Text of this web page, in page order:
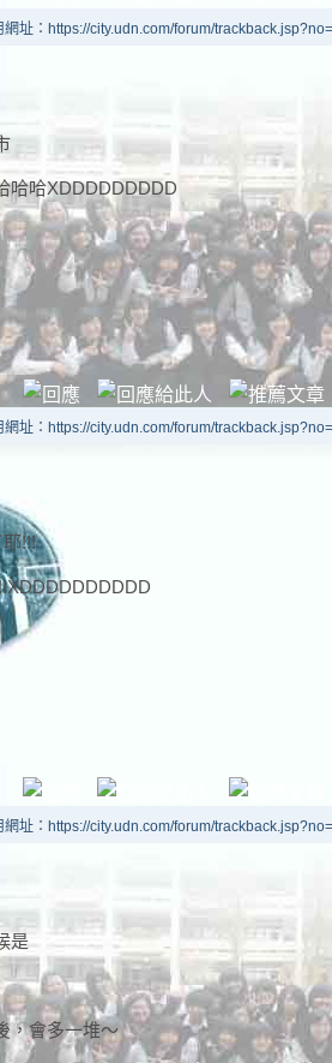
網址：https://city.udn.com/forum/
哈哈XDDDDDDDDD
網址：https://city.udn.com/forum/
!!!
網址：https://city.udn.com/forum/
是
，會多一堆～